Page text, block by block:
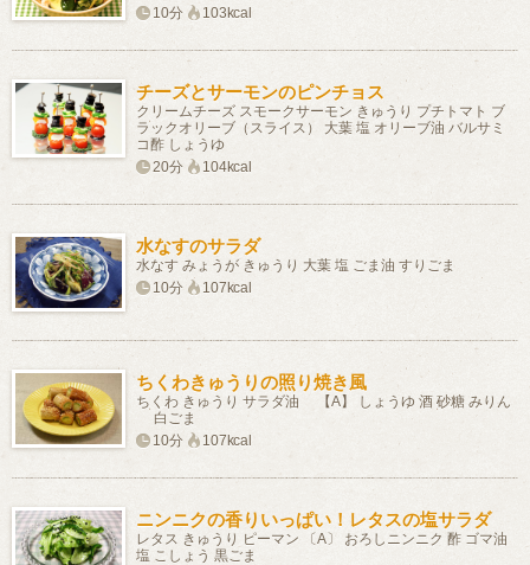
10分
103kcal
チーズとサーモンのピンチョス
クリームチーズ スモークサーモン きゅうり プチトマト ブ
ラックオリーブ（スライス） 大葉 塩 オリーブ油 バルサミ
コ酢 しょうゆ
20分
104kcal
水なすのサラダ
水なす みょうが きゅうり 大葉 塩 ごま油 すりごま
10分
107kcal
ちくわきゅうりの照り焼き風
ちくわ きゅうり サラダ油 【A】 しょうゆ 酒 砂糖 みりん
白ごま
10分
107kcal
ニンニクの香りいっぱい！レタスの塩サラダ
レタス きゅうり ピーマン 〔A〕 おろしニンニク 酢 ゴマ油
塩 こしょう 黒ごま